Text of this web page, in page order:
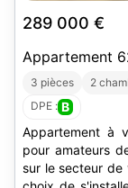
289 000 €
Appartement
3 pièces 2
DPE : B
Appartement à
pour amateurs
sur le secteur de val d'europe.